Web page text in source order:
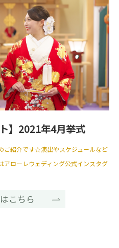
】2021年4月挙式
ご紹介です☆演出やスケジュールなど
ローレウェディング公式インスタグ
こちら